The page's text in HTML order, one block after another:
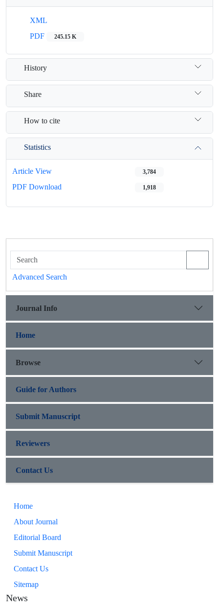
XML
PDF
245.15 K
History
Share
How to cite
Statistics
Article View 3,784
PDF Download 1,918
Advanced Search
Journal Info
Home
Browse
Guide for Authors
Submit Manuscript
Reviewers
Contact Us
Home
About Journal
Editorial Board
Submit Manuscript
Contact Us
Sitemap
News